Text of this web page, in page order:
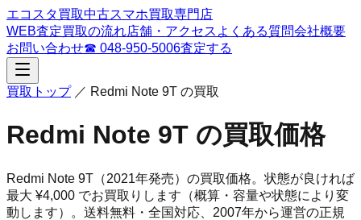
エコスタ買取中古スマホ買取専門店
WEB査定買取の流れ店舗・アクセス よくある質問会社概要
お問い合わせ☎ 048-950-5006査定する
買取トップ／ Redmi Note 9T の買取
Redmi Note 9T の買取価格
Redmi Note 9T （2021年発売） の買取価格。 状態が良ければ
最大 ¥4,000 でお買取りします（概算・容量や状態により変
動します）。 送料無料・全国対応、 2007年から運営の正規